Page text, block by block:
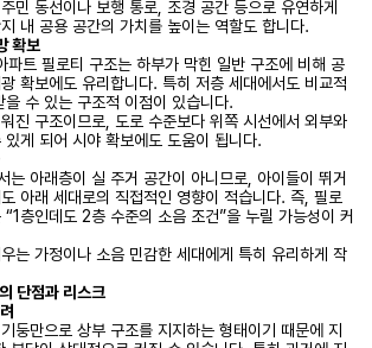
민 동선이나 보행 통로, 조경 공간 등으로 유연하게
내 공용 공간의 가치를 높이는 역할도 합니다.
확보
파트 필로티 구조는 하부가 막힌 일반 구조에 비해 공
확보에도 유리합니다. 특히 저층 세대에서도 비교적
수 있는 구조적 이점이 있습니다.
진 구조이므로, 도로 수준보다 위쪽 시선에서 외부와
게 되어 시야 확보에도 도움이 됩니다.
는 아래층이 실 주거 공간이 아니므로, 아이들이 뛰거
아래 세대로의 직접적인 영향이 적습니다. 즉, 필로
층인데도 2층 수준의 소음 조건”을 누릴 가능성이 커
는 가정이나 소음 민감한 세대에게 특히 유리하게 작
단점과 리스크
둥만으로 상부 구조를 지지하는 형태이기 때문에 지